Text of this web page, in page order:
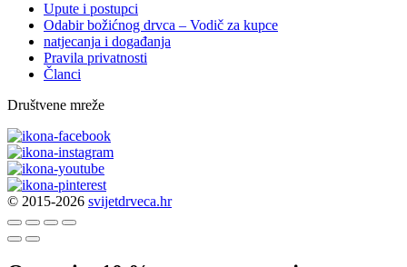
Upute i postupci
Odabir božićnog drvca – Vodič za kupce
natjecanja i događanja
Pravila privatnosti
Članci
Društvene mreže
© 2015-2026 svijetdrveca.hr